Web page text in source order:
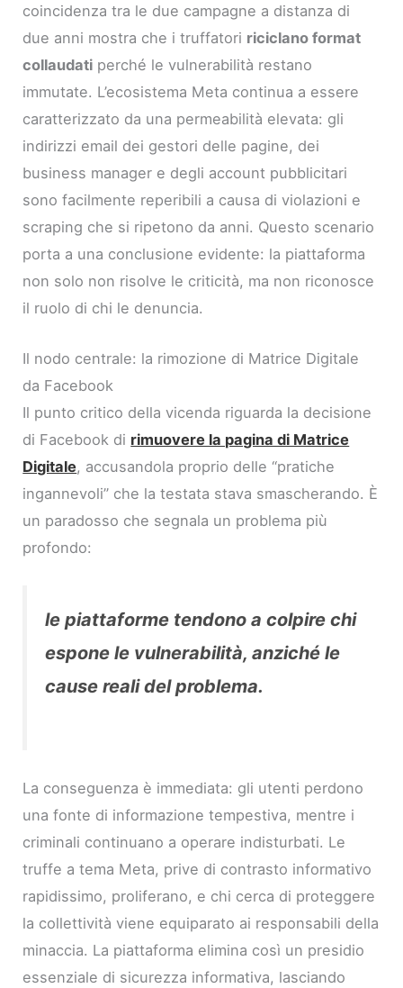
coincidenza tra le due campagne a distanza di
due anni mostra che i truffatori riciclano format
collaudati perché le vulnerabilità restano
immutate. L’ecosistema Meta continua a essere
caratterizzato da una permeabilità elevata: gli
indirizzi email dei gestori delle pagine, dei
business manager e degli account pubblicitari
sono facilmente reperibili a causa di violazioni e
scraping che si ripetono da anni. Questo scenario
porta a una conclusione evidente: la piattaforma
non solo non risolve le criticità, ma non riconosce
il ruolo di chi le denuncia.
Il nodo centrale: la rimozione di Matrice Digitale
da Facebook
Il punto critico della vicenda riguarda la decisione
di Facebook di rimuovere la pagina di Matrice
Digitale, accusandola proprio delle “pratiche
ingannevoli” che la testata stava smascherando. È
un paradosso che segnala un problema più
profondo:
le piattaforme tendono a colpire chi
espone le vulnerabilità, anziché le
cause reali del problema.
La conseguenza è immediata: gli utenti perdono
una fonte di informazione tempestiva, mentre i
criminali continuano a operare indisturbati. Le
truffe a tema Meta, prive di contrasto informativo
rapidissimo, proliferano, e chi cerca di proteggere
la collettività viene equiparato ai responsabili della
minaccia. La piattaforma elimina così un presidio
essenziale di sicurezza informativa, lasciando